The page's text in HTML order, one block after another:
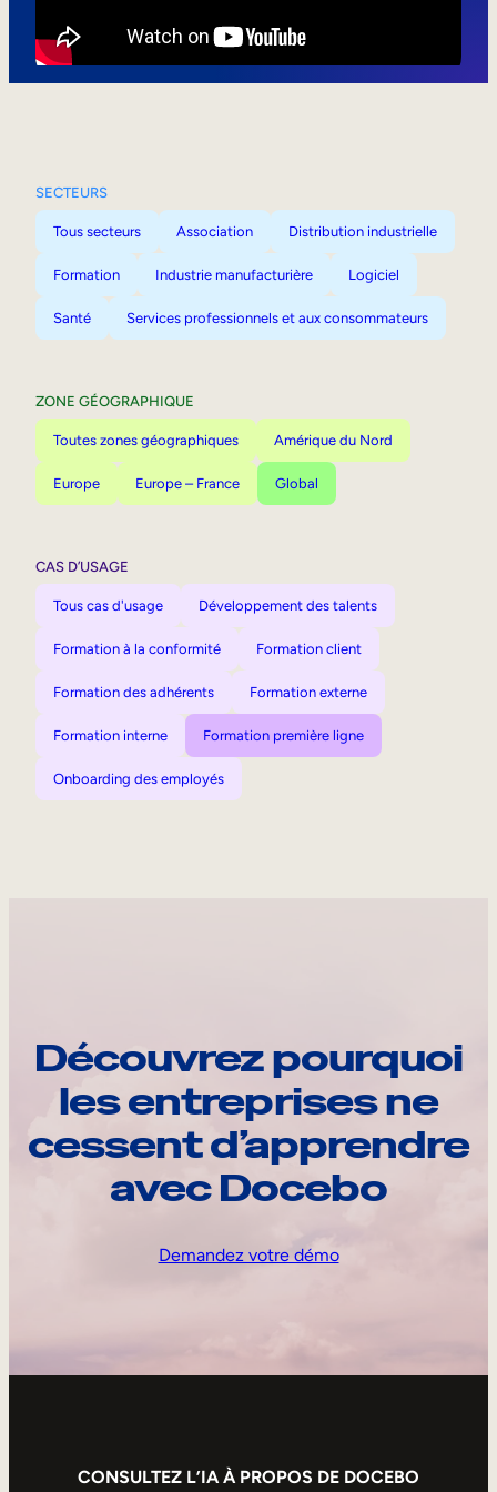
SECTEURS
Tous secteurs Association Distribution industrielle
Formation Industrie manufacturière Logiciel
Santé Services professionnels et aux consommateurs
ZONE GÉOGRAPHIQUE
Toutes zones géographiques Amérique du Nord
Europe Europe – France Global
CAS D’USAGE
Tous cas d'usage Développement des talents
Formation à la conformité Formation client
Formation des adhérents Formation externe
Formation interne Formation première ligne
Onboarding des employés
Découvrez pourquoi
les entreprises ne
cessent d’apprendre
avec Docebo
Demandez votre démo
CONSULTEZ L’IA À PROPOS DE DOCEBO